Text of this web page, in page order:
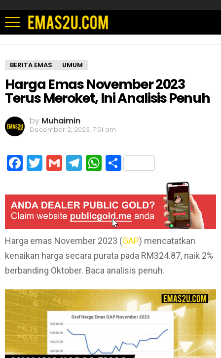
BERITA EMAS UMUM
Harga Emas November 2023
Terus Meroket, Ini Analisis Penuh
by Muhaimin
December 2, 2023, 7:51 am
Facebook
Twitter
GmailTelegram
WhatsApp
Share
Harga emas November 2023 (GAP) mencatatkan
kenaikan harga secara purata pada RM324.87, naik 2%
berbanding Oktober. Baca analisis penuh.